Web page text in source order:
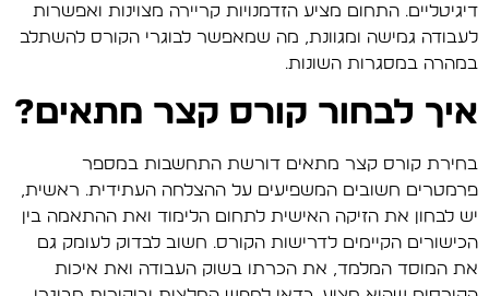
דיגיטליים. התחום מציע הזדמנויות קריירה מצוינות ואפשרות
לעבודה גמישה ומגוונת, מה שמאפשר לבוגרי הקורס להשתלב
במהרה במסגרות השונות.
איך לבחור קורס קצר מתאים?
בחירת קורס קצר מתאים דורשת התחשבות במספר
פרמטרים חשובים המשפיעים על ההצלחה העתידית. ראשית,
יש לבחון את הזיקה האישית לתחום הלימוד ואת ההתאמה בין
הכישורים הקיימים לדרישות הקורס. חשוב לבדוק לעומק גם
את המוסד המלמד, את הכרתו בשוק העבודה ואת איכות